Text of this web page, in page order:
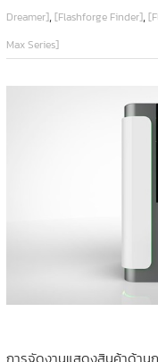
Dreamer],[Flashforge Finder],
Max Series]